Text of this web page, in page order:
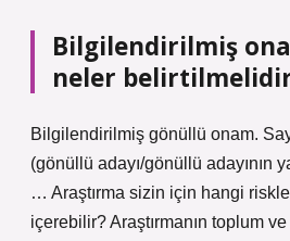
Bilgilendirilmiş
neler
Bilgilendirilmiş gönüllü onam.
(gönüllü adayı/gönüllü adayının
… Araştırma sizin için hangi
içerebilir? Araştırmanın toplum